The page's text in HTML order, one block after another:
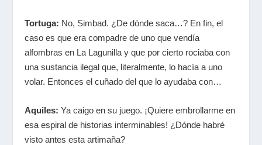
Tortuga: No, Simbad. ¿De dónde saca…? En fin, el
caso es que era compadre de uno que vendía
alfombras en La Lagunilla y que por cierto rociaba con
una sustancia ilegal que, literalmente, lo hacía a uno
volar. Entonces el cuñado del que lo ayudaba con…
Aquiles: Ya caigo en su juego. ¡Quiere embrollarme en
esa espiral de historias interminables! ¿Dónde habré
visto antes esta artimaña?